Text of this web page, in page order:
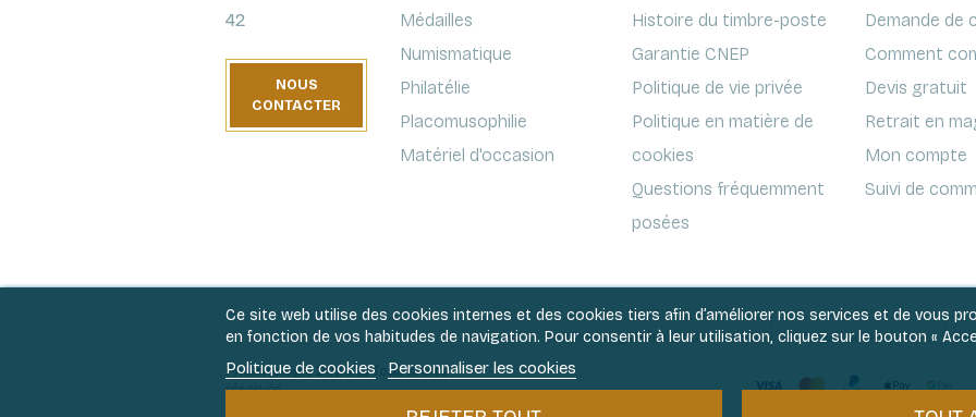
42
NOUS
CONTACTER
Médailles
Numismatique
Philatélie
Placomusophilie
Matériel d'occasion
Histoire du timbre-poste
Garantie CNEP
Politique de vie privée
Politique en matière de
cookies
Questions fréquemment
posées
Demande de
Comment
Devis gratuit
Retrait en
Mon compte
Suivi de
Ce site web utilise des cookies internes et des cookies tiers afin d’améliorer nos services et de vous
en fonction de vos habitudes de navigation. Pour consentir à leur utilisation, cliquez sur le bouton «
Politique de cookies Personnaliser les cookies
Philantologie 2026 © Tous droits
réservés.
Conditions générales de ventes Politique de vie privée
Paiement en 3x et 4x sans frais